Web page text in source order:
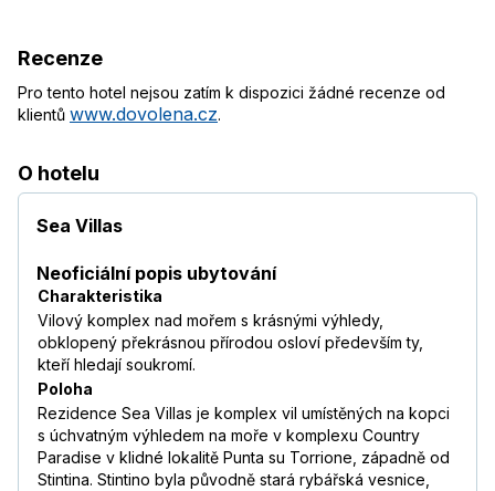
Recenze
Pro tento hotel nejsou zatím k dispozici žádné recenze od
klientů www.dovolena.cz.
O hotelu
Sea Villas
Neoficiální popis ubytování
Charakteristika
Vilový komplex nad mořem s krásnými výhledy,
obklopený překrásnou přírodou osloví především ty,
kteří hledají soukromí.
Poloha
Rezidence Sea Villas je komplex vil umístěných na kopci
s úchvatným výhledem na moře v komplexu Country
Paradise v klidné lokalitě Punta su Torrione, západně od
Stintina. Stintino byla původně stará rybářská vesnice,